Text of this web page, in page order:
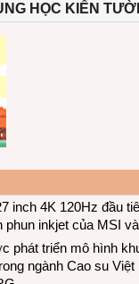
HỌC KIẾN
inch 4K 120Hz đầu
phun inkjet của MSI
phát triển mô hình
ngành Cao su